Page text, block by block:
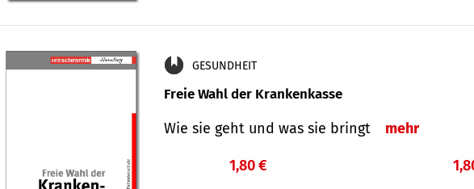
GESUNDHEIT
Freie Wahl der Krankenkasse
Wie sie geht und was sie bringt mehr
1,80 €